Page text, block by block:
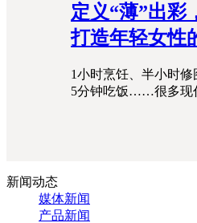
定义“薄”出
打造年轻女性
1小时烹饪、半小时修
5分钟吃饭……很多现
新闻动态
媒体新闻
产品新闻